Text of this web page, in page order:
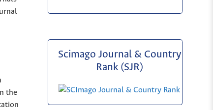
the
Scimago Journal & Country
Rank (SJR)